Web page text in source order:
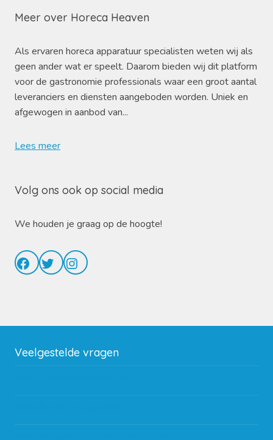
Meer over Horeca Heaven
Als ervaren horeca apparatuur specialisten weten wij als
geen ander wat er speelt. Daarom bieden wij dit platform
voor de gastronomie professionals waar een groot aantal
leveranciers en diensten aangeboden worden. Uniek en
afgewogen in aanbod van...
Lees meer
Volg ons ook op social media
We houden je graag op de hoogte!
Facebook
TwitterInstagram
Veelgestelde vragen